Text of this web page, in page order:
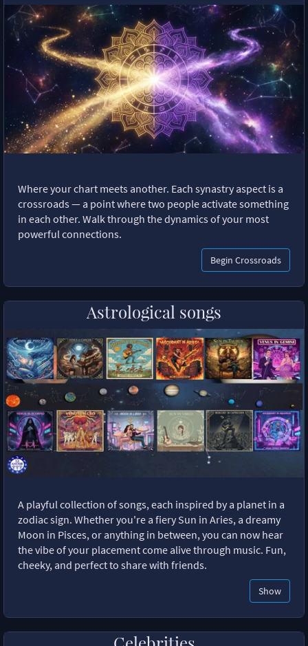
Where your chart meets another. Each synastry aspect is a
crossroads — a point where two people activate something
in each other. Walk through the dynamics of your most
powerful connections.
Begin Crossroads
Astrological songs
A playful collection of songs, each inspired by a planet in a
zodiac sign. Whether you're a fiery Sun in Aries, a dreamy
Moon in Pisces, or anything in between, you can now hear
the vibe of your placement come alive through music. Fun,
cheeky, and perfect to share with friends.
Show